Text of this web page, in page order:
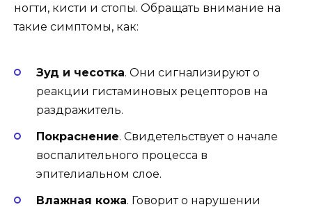
ногти, кисти и стопы. Обращать внимание на
такие симптомы, как:
Зуд и чесотка. Они сигнализируют о
реакции гистаминовых рецепторов на
раздражитель.
Покраснение. Свидетельствует о начале
воспалительного процесса в
эпителиальном слое.
Влажная кожа. Говорит о нарушении